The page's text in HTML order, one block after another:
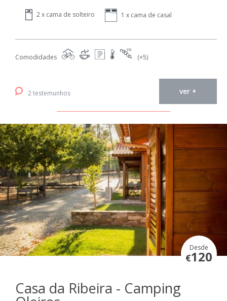
2 x cama de solteiro 1 x cama de casal
Comodidades (+5)
2 testemunhos ver +
Desde
€120
Casa da Ribeira - Camping